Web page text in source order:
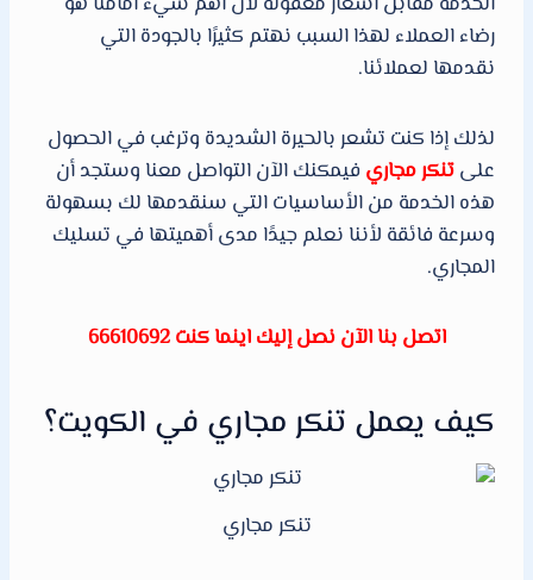
رضاء العملاء لهذا السبب نهتم كثيرًا بالجودة التي
نقدمها لعملائنا.
لذلك إذا كنت تشعر بالحيرة الشديدة وترغب في الحصول
علىتنكر مجاري فيمكنك الآن التواصل معنا وستجد أن
هذه الخدمة من الأساسيات التي سنقدمها لك بسهولة
وسرعة فائقة لأننا نعلم جيدًا مدى أهميتها في تسليك
المجاري.
اتصل بنا الآن نصل إليك اينما كنت 66610692
كيف يعمل تنكر مجاري في الكويت؟
تنكر مجاري